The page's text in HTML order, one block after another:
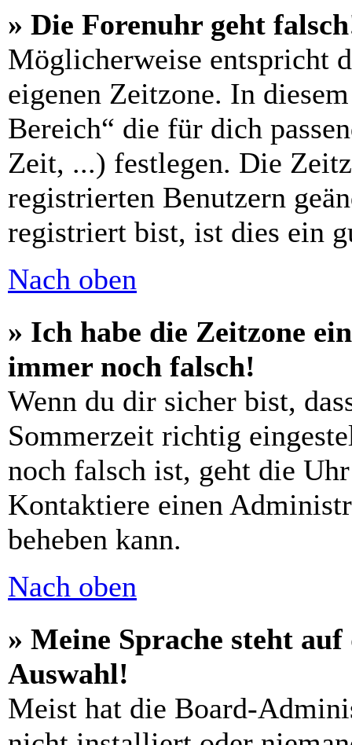
» Die Forenuhr geht
Möglicherweise entspricht
eigenen Zeitzone. In
Bereich“ die für dich
Zeit, ...) festlegen. Die
registrierten Benutzern
registriert bist, ist dies ein
Nach oben
» Ich habe die Zeitzone
immer noch falsch!
Wenn du dir sicher bist,
Sommerzeit richtig
noch falsch ist, geht die
Kontaktiere einen
beheben kann.
Nach oben
» Meine Sprache steht
Auswahl!
Meist hat die Board-